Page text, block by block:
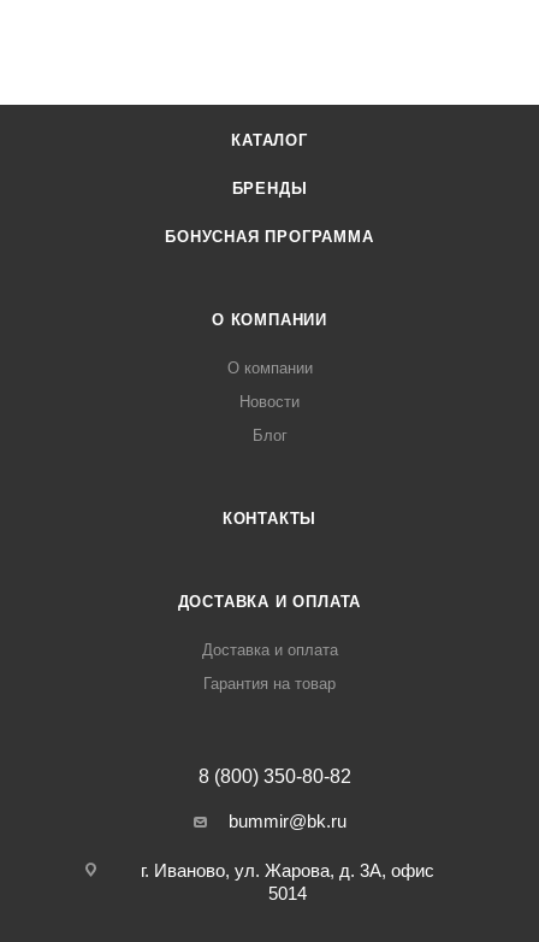
КАТАЛОГ
БРЕНДЫ
БОНУСНАЯ ПРОГРАММА
О КОМПАНИИ
О компании
Новости
Блог
КОНТАКТЫ
ДОСТАВКА И ОПЛАТА
Доставка и оплата
Гарантия на товар
8 (800) 350-80-82
bummir@bk.ru
г. Иваново, ул. Жарова, д. 3А, офис
5014